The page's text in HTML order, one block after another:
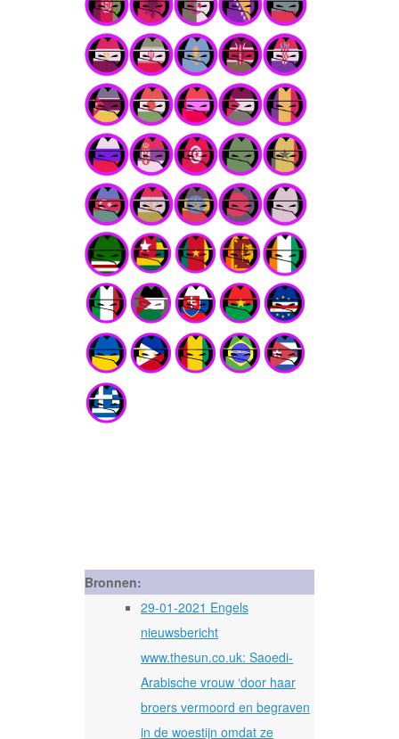
Bronnen:
29-01-2021 Engels
nieuwsbericht
www.thesun.co.uk: Saoedi-
Arabische vrouw ‘door haar
broers vermoord en begraven
in de woestijn omdat ze